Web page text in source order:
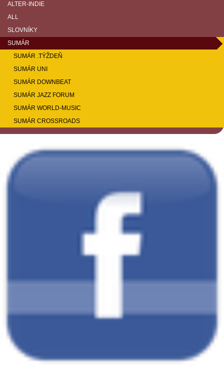
ALTER-INDIE
ALL
SLOVNÍKY
SUMÁR
SUMÁR .TÝŽDEŇ
SUMÁR UNI
SUMÁR DOWNBEAT
SUMÁR JAZZ FORUM
SUMÁR WORLD-MUSIC
SUMÁR CROSSROADS